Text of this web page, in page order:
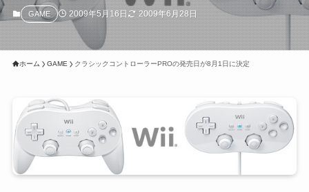
GAME 2009年5月16日 2009年6月28日
ホーム GAME クラシックコントローラーPROの発売日が8月1日に決定